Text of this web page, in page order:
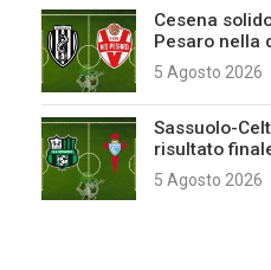
Cesena
Pesaro nella
5 Agosto 2026
Sassuolo-
risultato
5 Agosto 2026